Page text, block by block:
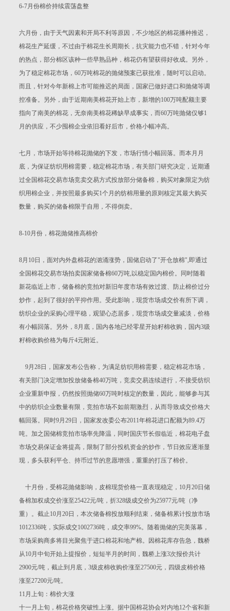
6-7月份棉价持续震荡盘整
六月份，由于天气因素和开局不利等原因，不少地区的棉花播种推迟，
棉花生产延缓，不过由于棉花生长周期长，抗灾能力也不错，针对今年
的热点，部分棉区该种一些早熟品种，棉花仍有望获得好收成。另外，
为了稳定棉花市场，60万吨棉花的抛储预案已获批准，随时可以启动。
而且，针对今年新棉上市可能推迟的局面，国家已做好进口和抛储等调
控准备。另外，由于近期南美棉花开始上市，新增的100万吨配额主要
指向了南美的棉花，无奈南美棉花稀缺早成事实，而60万吨抛储仅够1
月的供应，不少囤棉企业依旧看好后市，价格小幅冲高。
七月，市场开始等待棉花抛储的下发，市场行情小幅回落。而本月月
底，为保证纺织用棉需要，稳定棉花市场，有关部门研究决定，近期通
过全国棉花交易市场竞卖交易方式投放部分储备棉，购买对象限定为纺
织用棉企业，并按照最多购买1个月的纺棉用量的原则核定其最大购买
数量，购买的储备棉限于自用，不得倒卖。
8-10月份，棉花抛储推高棉价
8月10日，面对内外盘棉花的汹涌涨势，国储启动了"开仓放棉",即通过
全国棉花交易市场拍卖国家储备棉60万吨,以稳定国内棉价。同时随着
新花临近上市，储备棉的竞拍对新旧年度市场有效过渡、防止棉价过分
炒作，起到了很好的平抑作用。受此影响，现货市场成交价有所下调，
纺织企业的采购心理平稳，观望心态居多，现货市场成交量减淡，价格
有小幅回落。另外，8月底，国内各地已经零星开始籽棉收购，国内3级
籽棉收购价格为每斤4元附近。
9月28日，国家发布公告称，为满足纺织用棉需要，稳定棉花市场，
有关部门决定增加投放储备棉40万吨，竞卖交易连续进行，不接受纺织
企业重新申报，仍然按照抛储60万吨时核定的数量，因此，能够参与其
中的纺织企业数量有限，竞拍市场不如前期激烈，从而导致成交价格大
幅回落。同时9月29日，国家发改委公布2011年棉花进口配额为89.4万
吨。加之国储棉竞拍市场率先降温，同时国庆节长假临近，棉花电子盘
市场交易保证金将提高，限制了部分投机资金的炒作，节日效应逐渐显
现，多头获利平仓、持币过节的意愿增强，重重的打压了棉价。
十月份，受棉花抛储影响，皮棉现货价格一直表现稳定，10月20日储
备棉加权成交价涨至25422元/吨，折328级成交价为25977元/吨（净
重）。截止10月20日，本次储备棉投放顺利结束，储备棉累计投放市场
1012336吨，实际成交1002736吨，成交率99%。随着抛储的完美落幕，
市场采购商多将目光聚焦于进口棉花和地产棉。因棉花库存告急，魏桥
从10月中旬开始上提报价，短短半月的时间，魏桥上涨3次报价共计
2900元/吨，截止到月底，3级皮棉收购价涨至27500元，四级皮棉价格
涨至27200元/吨。
11月上旬：棉价大涨
十一月上旬，棉花价格突破性上涨。据中国棉花协会对内地12个省和新